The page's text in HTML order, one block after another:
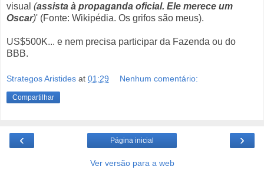
visual (assista à propaganda oficial. Ele merece um
Oscar)' (Fonte: Wikipédia. Os grifos são meus).
US$500K... e nem precisa participar da Fazenda ou do
BBB.
Strategos Aristides at 01:29 Nenhum comentário:
Compartilhar
‹ ›
Página inicial
Ver versão para a web